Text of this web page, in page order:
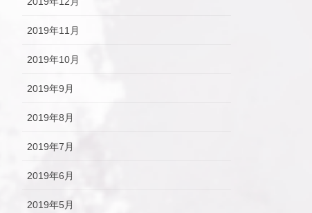
2019年11月
2019年10月
2019年9月
2019年8月
2019年7月
2019年6月
2019年5月